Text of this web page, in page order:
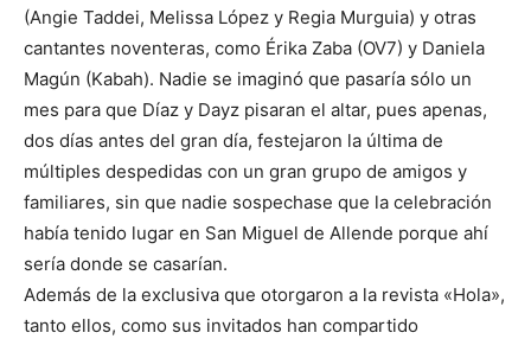
(Angie Taddei, Melissa López y Regia Murguia) y otras
cantantes noventeras, como Érika Zaba (OV7) y Daniela
Magún (Kabah). Nadie se imaginó que pasaría sólo un
mes para que Díaz y Dayz pisaran el altar, pues apenas,
dos días antes del gran día, festejaron la última de
múltiples despedidas con un gran grupo de amigos y
familiares, sin que nadie sospechase que la celebración
había tenido lugar en San Miguel de Allende porque ahí
sería donde se casarían.
Además de la exclusiva que otorgaron a la revista «Hola»,
tanto ellos, como sus invitados han compartido